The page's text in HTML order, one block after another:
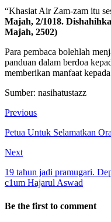
“Khasiat Air Zam-zam itu
Majah, 2/1018.
Majah, 2502)
Para pembaca bolehlah
panduan dalam berdoa
memberikan manfaat
Sumber: nasihatustazz
Previous
Petua Untuk Selamatkan
Next
19 tahun jadi pramugari.
c1um Hajarul Aswad
Be the first to comment